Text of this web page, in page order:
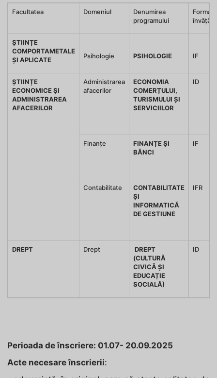
Facultatea Domeniul
Denumirea
programului
Forma
ȘTIINȚE
COMPORTAMETALE
ȘI APLICATE
Psihologie PSIHOLOGIE IF
ȘTIINȚE
ECONOMICE ȘI
ADMINISTRAREA
AFACERILOR
Administrarea
afacerilor
ECONOMIA
COMERȚULUI,
TURISMULUI ȘI
SERVICIILOR
ID
Finanțe
FINANȚE ȘI
BĂNCI
IF
Contabilitate
CONTABILITATE
ȘI
INFORMATICĂ
DE GESTIUNE
IFR
DREPT Drept
DREPT
(CULTURĂ
CIVICĂ ȘI
EDUCAȚIE
SOCIALĂ)
ID
Perioada de înscriere: 01.07- 20.09.2025
Acte necesare înscrierii: